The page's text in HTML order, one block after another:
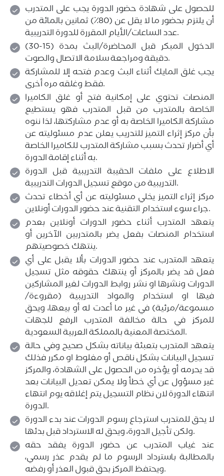
للحصول على شهادة حضور الدورة يجب على المتدرب
أن يلتزم بحضور ما لا يقل عن (80٪) ثمانين بالمائة من
عدد الساعات/الأيام المقررة للدورة التدريبية.
الدخول المبكر قبل المحاضرة/البث بمدة (15-30)
دقيقة ومراجعة سلامة الاتصال والصوت.
يجب غلق المايك أثناء البث وعدم فتحه إلا للمشاركة
فقط وغلقه مره أخرى.
المنصات تحتوي على إمكانية فتح أو غلق الكاميرا
الخاصة بالمتدرب من قبل المتدرب فهو يستطيع
مشاركة الكاميرا الخاصة به أو عدم مشاركتها، لذا ننوه
بأن مركز إثراء التميز للتدريب يعلن عدم مسئوليته عن
أي أضرار تحدث بسبب مشاركة المتدرب للكاميرا الخاصة
به أثناء إقامة الدورة.
الاطلاع على ملفات الحقيبة التدريبية قبل الدورة
التدريبية من موقع تسجيل الدورات التدريبية.
مركز إثراء التميز يخلي مسئوليته عن أي أخطاء تحدث
جراء سوء استخدام التقنية عند حضور الدورات أونلاين.
يتعهد المتدرب أثناء حضور الدورات أونلاين بعدم
استخدام المنصات بفعل يضر بالمتدربين الآخرين أو
ينتهك خصوصيتهم.
يتعهد المتدرب عند حضور الدورات بألا يقبل على أي
فعل قد يضر بالمركز أو ينتهك حقوقه مثل تسجيل
الدورات ونشرها او نشر روابط الدورات لغير المشاركين
فيها او استخدام والمواد التدريبية (مقروءة/
مسموعة/مرئية) في غير ما أعدت له أو بيعها، ويحق
للمركز في حالة مخالفة المتدرب الرفع للجهات
المختصة المعنية بالمملكة العربية السعودية.
يتعهد المتدرب بتعبئة بياناته بشكل صحيح وفي حالة
تسجيل البيانات بشكل ناقص أو مغلوط او مكرر فذلك
قد يحرمه أو يؤخره من الحصول على الشهادة، والمركز
غير مسؤول عن أي خطأ ولا يمكن تعديل البيانات بعد
انتهاء الدورة لان نظام التسجيل يتم إغلاقه يوم انتهاء
الدورة.
لا يحق للمتدرب استرجاع رسوم الدورات عند بدء الدورة
ولكن تأجيل الدورة، ويحق له الاسترداد قبل بدئها.
عند غياب المتدرب عن حضور الدورة يفقد حقه
بالمطالبة باسترداد الرسوم ما لم يقدم عذر رسمي،
ويحتفظ المركز بحق قبول العذر أو رفضه.